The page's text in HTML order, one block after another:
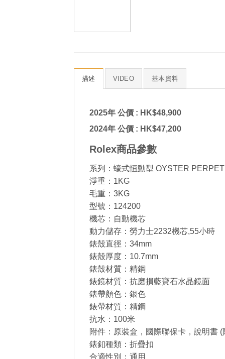
描述 VIDEO 基本資料
2025年 公價 : HK$48,900
2024年 公價 : HK$47,200
Rolex商品參數
系列：蠔式恒動型 OYSTER
淨重：1KG
毛重：3KG
型號：124200
機芯：自動機芯
動力儲存：勞力士2232機芯,55小時
錶殼直徑：34mm
錶殼厚度：10.7mm
錶殼材質：精鋼
錶鏡材質：抗磨損藍寶石水晶鏡面
錶帶顏色：銀色
錶帶材質：精鋼
抗水：100米
附件：原裝盒，國際聯保卡，說明書 (
錶釦種類：折疊扣
合適性別：通用